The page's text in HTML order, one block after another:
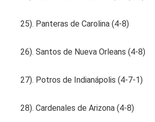
25). Panteras de Carolina (4-8)
26). Santos de Nueva Orleans (4-8)
27). Potros de Indianápolis (4-7-1)
28). Cardenales de Arizona (4-8)